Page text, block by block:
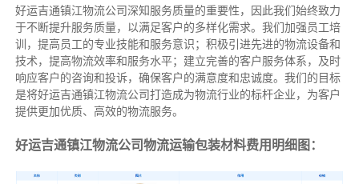
好运吉通镇江物流公司深知服务质量的重要性，因此我们始终致力
于不断提升服务质量，以满足客户的多样化需求。我们加强员工培
训，提高员工的专业技能和服务意识；积极引进先进的物流设备和
技术，提高物流效率和服务水平；建立完善的客户服务体系，及时
响应客户的咨询和投诉，确保客户的满意度和忠诚度。我们的目标
是将好运吉通镇江物流公司打造成为物流行业的标杆企业，为客户
提供更加优质、高效的物流服务。
好运吉通镇江物流公司物流运输包装材料费用明细图：